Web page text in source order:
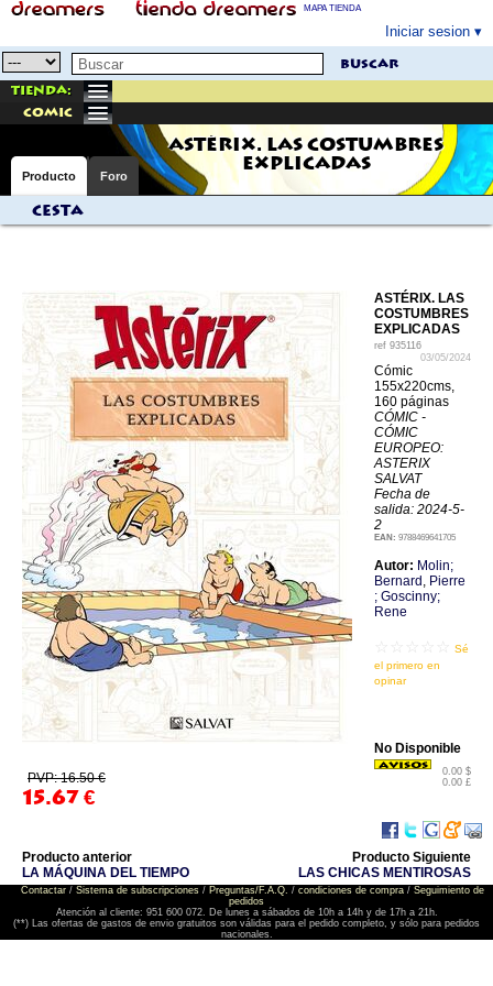
MAPA TIENDA
Iniciar sesion
buscar
Tienda:
comic
ASTÉRIX. LAS COSTUMBRES
EXPLICADAS
Producto Foro
Cesta
ASTÉRIX. LAS
COSTUMBRES
EXPLICADAS
ref 935116
03/05/2024
Cómic
155x220cms,
160 páginas
CÓMIC -
CÓMIC
EUROPEO:
ASTERIX
SALVAT
Fecha de
salida: 2024-5-
2
EAN: 9788469641705
Autor: Molin;
Bernard , Pierre
; Goscinny;
Rene
Sé
el primero en
opinar
PVP: 16.50 €
15.67 €
0.00 $
0.00 £
No Disponible
Producto anterior
LA MÁQUINA DEL TIEMPO
Producto Siguiente
LAS CHICAS MENTIROSAS
Contactar/ Sistema de subscripciones/ Preguntas/F.A.Q. / condiciones de compra/ Seguimiento de
pedidos
Atención al cliente: 951 600 072. De lunes a sábados de 10h a 14h y de 17h a 21h.
(**) Las ofertas de gastos de envio gratuitos son válidas para el pedido completo, y sólo para pedidos
nacionales.